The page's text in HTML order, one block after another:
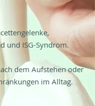
und ISG-Syndrom.
dem Aufstehen oder
im Alltag.